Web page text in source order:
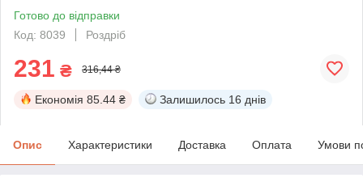
Готово до відправки
Код: 8039
Роздріб
231 ₴ 316,44 ₴
Економія 85.44 ₴ Залишилось 16 днів
Опис Характеристики Доставка Оплата Умови